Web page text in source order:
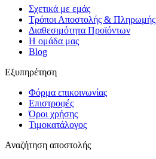
Σχετικά με εμάς
Τρόποι Αποστολής & Πληρωμής
Διαθεσιμότητα Προϊόντων
Η ομάδα μας
Blog
Εξυπηρέτηση
Φόρμα επικοινωνίας
Επιστροφές
Όροι χρήσης
Τιμοκατάλογος
Αναζήτηση αποστολής